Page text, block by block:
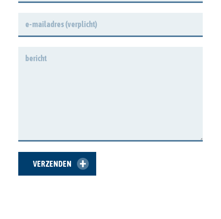
MAILADRES*
VERZENDEN